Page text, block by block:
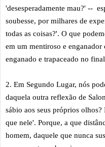
'desesperadamente mau?' --
soubesse, por milhares de
todas as coisas?'. O que
em um mentiroso e enganador
enganado e trapaceado no
2. Em Segundo Lugar, nós
daquela outra reflexão de
sábio aos seus próprios
que nele'. Porque, a que
homem, daquele que nunca